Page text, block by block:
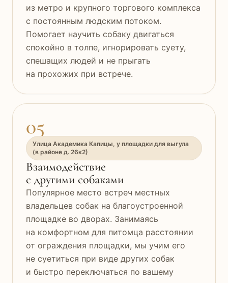
из метро и крупного торгового комплекса
с постоянным людским потоком.
Помогает научить собаку двигаться
спокойно в толпе, игнорировать суету,
спешащих людей и не прыгать
на прохожих при встрече.
05
Улица Академика Капицы, у площадки для выгула
(в районе д. 26к2)
Взаимодействие
с другими собаками
Популярное место встреч местных
владельцев собак на благоустроенной
площадке во дворах. Занимаясь
на комфортном для питомца расстоянии
от ограждения площадки, мы учим его
не суетиться при виде других собак
и быстро переключаться по вашему